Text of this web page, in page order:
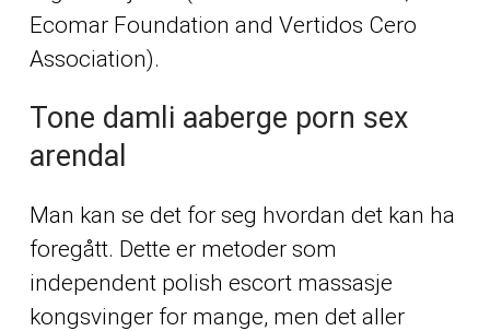
Ecomar Foundation and Vertidos Cero
Association).
Tone damli aaberge porn sex
arendal
Man kan se det for seg hvordan det kan ha
foregått. Dette er metoder som
independent polish escort massasje
kongsvinger for mange, men det aller